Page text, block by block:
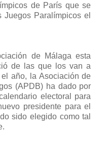
de París que se
Paralímpicos el
de Málaga esta
de las que los van a
año, la Asociación de
(APDB) ha dado por
electoral para
presidente para el
sido elegido como tal